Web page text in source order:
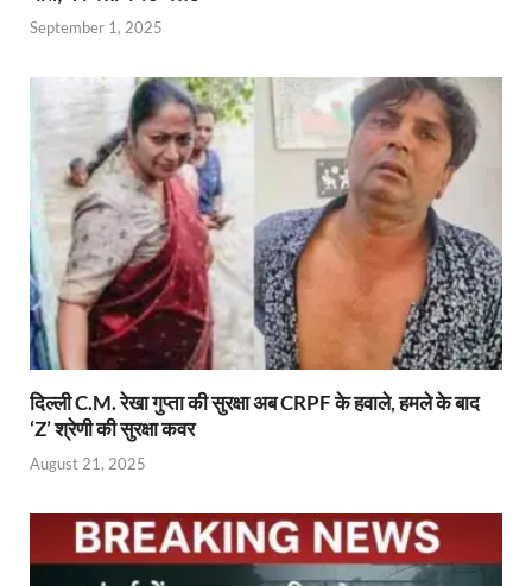
September 1, 2025
दिल्ली C.M. रेखा गुप्ता की सुरक्षा अब CRPF के हवाले, हमले के बाद
‘Z’ श्रेणी की सुरक्षा कवर
August 21, 2025